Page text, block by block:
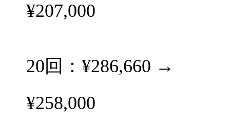
¥207,000
20回：¥286,660 →
¥258,000